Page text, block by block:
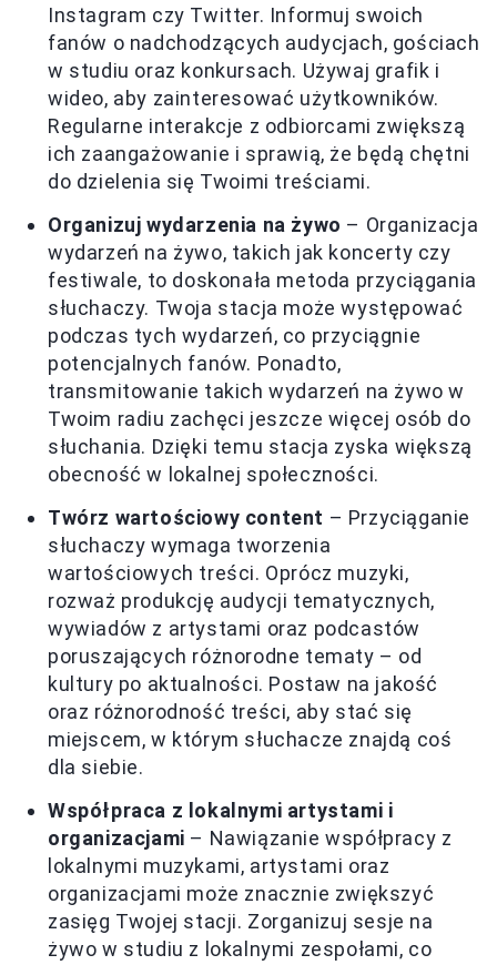
Instagram czy Twitter. Informuj swoich
fanów o nadchodzących audycjach, gościach
w studiu oraz konkursach. Używaj grafik i
wideo, aby zainteresować użytkowników.
Regularne interakcje z odbiorcami zwiększą
ich zaangażowanie i sprawią, że będą chętni
do dzielenia się Twoimi treściami.
Organizuj wydarzenia na żywo – Organizacja
wydarzeń na żywo, takich jak koncerty czy
festiwale, to doskonała metoda przyciągania
słuchaczy. Twoja stacja może występować
podczas tych wydarzeń, co przyciągnie
potencjalnych fanów. Ponadto,
transmitowanie takich wydarzeń na żywo w
Twoim radiu zachęci jeszcze więcej osób do
słuchania. Dzięki temu stacja zyska większą
obecność w lokalnej społeczności.
Twórz wartościowy content – Przyciąganie
słuchaczy wymaga tworzenia
wartościowych treści. Oprócz muzyki,
rozważ produkcję audycji tematycznych,
wywiadów z artystami oraz podcastów
poruszających różnorodne tematy – od
kultury po aktualności. Postaw na jakość
oraz różnorodność treści, aby stać się
miejscem, w którym słuchacze znajdą coś
dla siebie.
Współpraca z lokalnymi artystami i
organizacjami – Nawiązanie współpracy z
lokalnymi muzykami, artystami oraz
organizacjami może znacznie zwiększyć
zasięg Twojej stacji. Zorganizuj sesje na
żywo w studiu z lokalnymi zespołami, co